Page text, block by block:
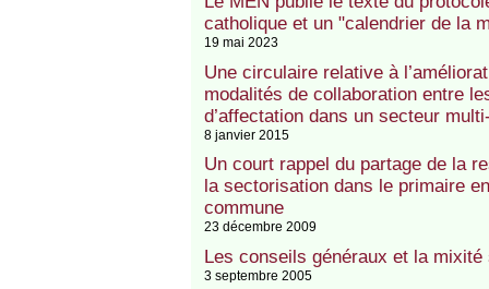
catholique et un "calendrier de la
19 mai 2023
Une circulaire relative à
modalités de collaboration entre
d’affectation dans un secteur
8 janvier 2015
Un court rappel du partage de la
la sectorisation dans le primaire
commune
23 décembre 2009
Les conseils généraux et la mixité
3 septembre 2005